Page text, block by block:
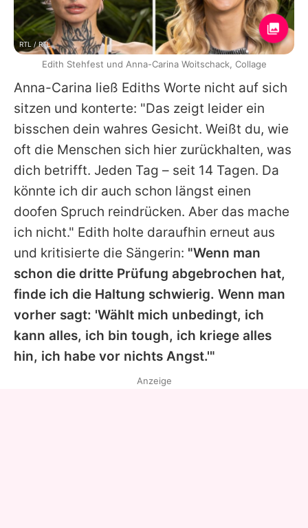
Anna-Carina ließ Ediths Worte nicht auf sich
sitzen und konterte: "Das zeigt leider ein
bisschen dein wahres Gesicht. Weißt du, wie
oft die Menschen sich hier zurückhalten, was
dich betrifft. Jeden Tag – seit 14 Tagen. Da
könnte ich dir auch schon längst einen
doofen Spruch reindrücken. Aber das mache
ich nicht." Edith holte daraufhin erneut aus
und kritisierte die Sängerin: "Wenn man
schon die dritte Prüfung abgebrochen hat,
finde ich die Haltung schwierig. Wenn man
vorher sagt: 'Wählt mich unbedingt, ich
kann alles, ich bin tough, ich kriege alles
hin, ich habe vor nichts Angst.'"
RTL / RTL
Edith Stehfest und Anna-Carina Woitschack, Collage
Anzeige